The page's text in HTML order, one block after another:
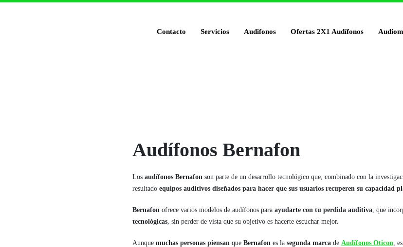
Contacto Servicios Audifonos Ofertas 2X1 Audífonos
Audífonos Bernafon
Los audífonos Bernafon son parte de un desarrollo tecnológico que, combinado con la
resultado equipos auditivos diseñados para hacer que sus usuarios recuperen su capacidad
Bernafon ofrece varios modelos de audífonos para ayudarte con tu perdida auditiva, que
tecnológicas, sin perder de vista que su objetivo es hacerte escuchar mejor.
Aunque muchas personas piensan que Bernafon es la segunda marca de Audífonos Oticon,